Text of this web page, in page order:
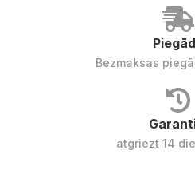
Bezmaksas
atgriezt 14